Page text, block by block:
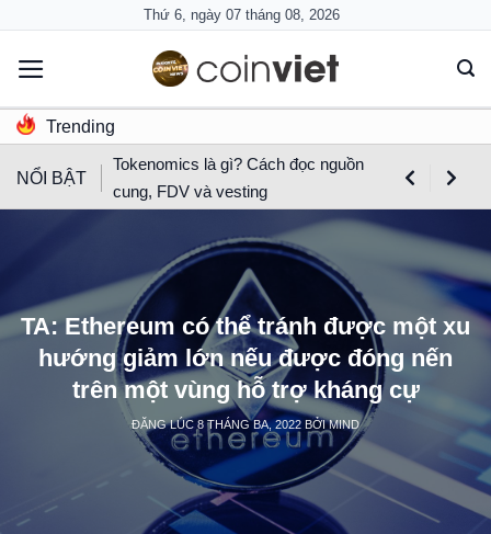
content
Thứ 6, ngày 07 tháng 08, 2026
Trending
NỔI BẬT
Tokenomics là gì? Cách đọc nguồn
cung, FDV và vesting
TA: Ethereum có thể tránh được một xu
hướng giảm lớn nếu được đóng nến
trên một vùng hỗ trợ kháng cự
ĐĂNG LÚC 8 THÁNG BA, 2022 BỞIMIND